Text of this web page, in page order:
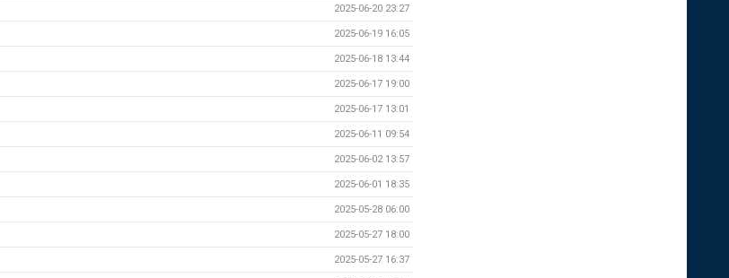
2025-06-20 23:27
2025-06-19 16:05
2025-06-18 13:44
2025-06-17 19:00
2025-06-17 13:01
2025-06-11 09:54
2025-06-02 13:57
2025-06-01 18:35
2025-05-28 06:00
2025-05-27 18:00
2025-05-27 16:37